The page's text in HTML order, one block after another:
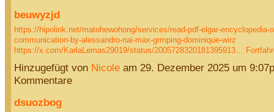
beuwyzjd
https://hipolink.net/matohewohong/services/read-pdf-elgar-encyclopedia-
communication-by-alessandro-nai-max-grmping-dominique-wirz
https://x.com/KarlaLemas29019/status/2005728320181395913…
Hinzugefügt von Nicoleam 29. Dezember 2025 um
Kommentare
dsuozbog